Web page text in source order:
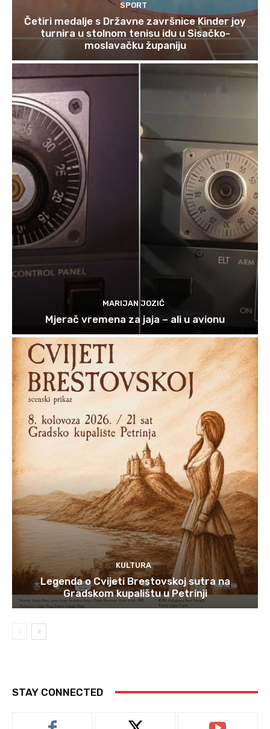
SPORT
Četiri medalje s Državne završnice Kinder joy
turnira u stolnom tenisu idu u Sisačko-
moslavačku županiju
MARIJAN JOZIĆ
Mjerač vremena za jaja – ali u avionu
KULTURA
Legenda o Cvijeti Brestovskoj sutra na
Gradskom kupalištu u Petrinji
STAY CONNECTED